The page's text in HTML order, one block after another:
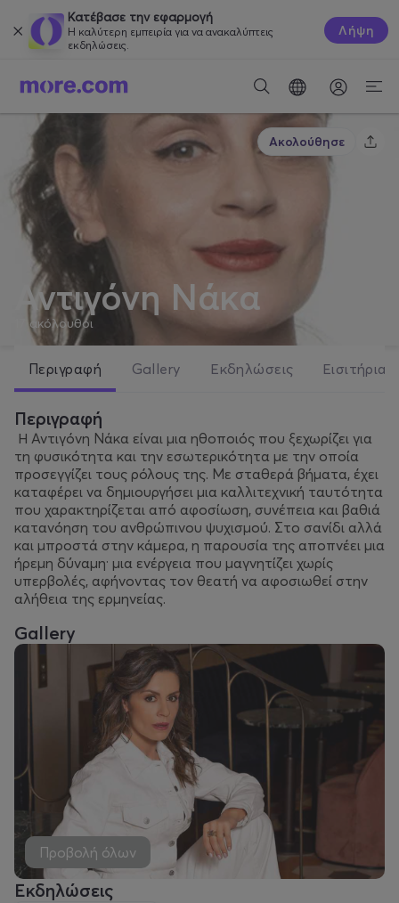
Κατέβασε την εφαρμογή
Η καλύτερη εμπειρία για να ανακαλύπτεις
εκδηλώσεις.
Λήψη
Αντιγόνη Νάκα
ακόλουθοι
Ακολούθησε
Περιγραφή Gallery Εκδηλώσεις Εισιτήρια
Περιγραφή
Η Αντιγόνη Νάκα είναι μια ηθοποιός που ξεχωρίζει για
τη φυσικότητα και την εσωτερικότητα με την οποία
προσεγγίζει τους ρόλους της. Με σταθερά βήματα, έχει
καταφέρει να δημιουργήσει μια καλλιτεχνική ταυτότητα
που χαρακτηρίζεται από αφοσίωση, συνέπεια και βαθιά
κατανόηση του ανθρώπινου ψυχισμού. Στο σανίδι αλλά
και μπροστά στην κάμερα, η παρουσία της αποπνέει μια
ήρεμη δύναμη· μια ενέργεια που μαγνητίζει χωρίς
υπερβολές, αφήνοντας τον θεατή να αφοσιωθεί στην
αλήθεια της ερμηνείας.
Gallery
Προβολή όλων
Εκδηλώσεις